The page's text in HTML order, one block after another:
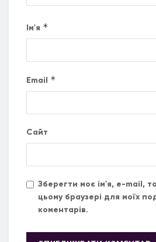
Ім'я *
Email *
Сайт
Зберегти моє ім'я, e-mail,
цьому браузері для моїх
коментарів.